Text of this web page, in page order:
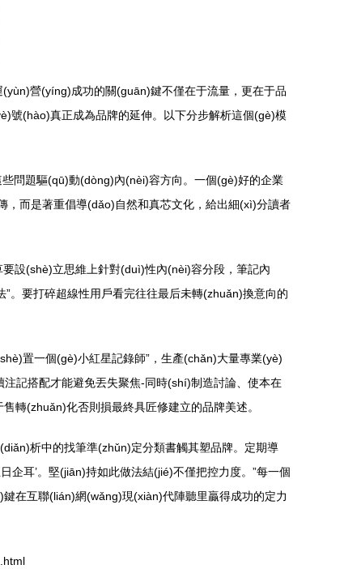
營(yíng)成功的關(guān)鍵不僅在于流量，更在于品
號(hào)真正成為品牌的延伸。以下分步解析這個(gè)模
問題驅(qū)動(dòng)內(nèi)容方向。一個(gè)好的企業
而是著重倡導(dǎo)自然和真芯文化，給出細(xì)分讀者
設(shè)立思維上針對(duì)性內(nèi)容分段，筆記內
。要打碎超線性用戶看完往往最后未轉(zhuǎn)換意向的
置一個(gè)小紅星記錄師”，生產(chǎn)大量專業(yè)
記搭配才能避免丟失聚焦-同時(shí)制造討論、使本在
轉(zhuǎn)化否則損最終具匠修建立的品牌美述。
析中的找筆準(zhǔn)定分類書觸其塑品牌。定期導
耳’。堅(jiān)持如此做法結(jié)不僅把控力度。”每一個
在互聯(lián)網(wǎng)現(xiàn)代陣聽里贏得成功的定力